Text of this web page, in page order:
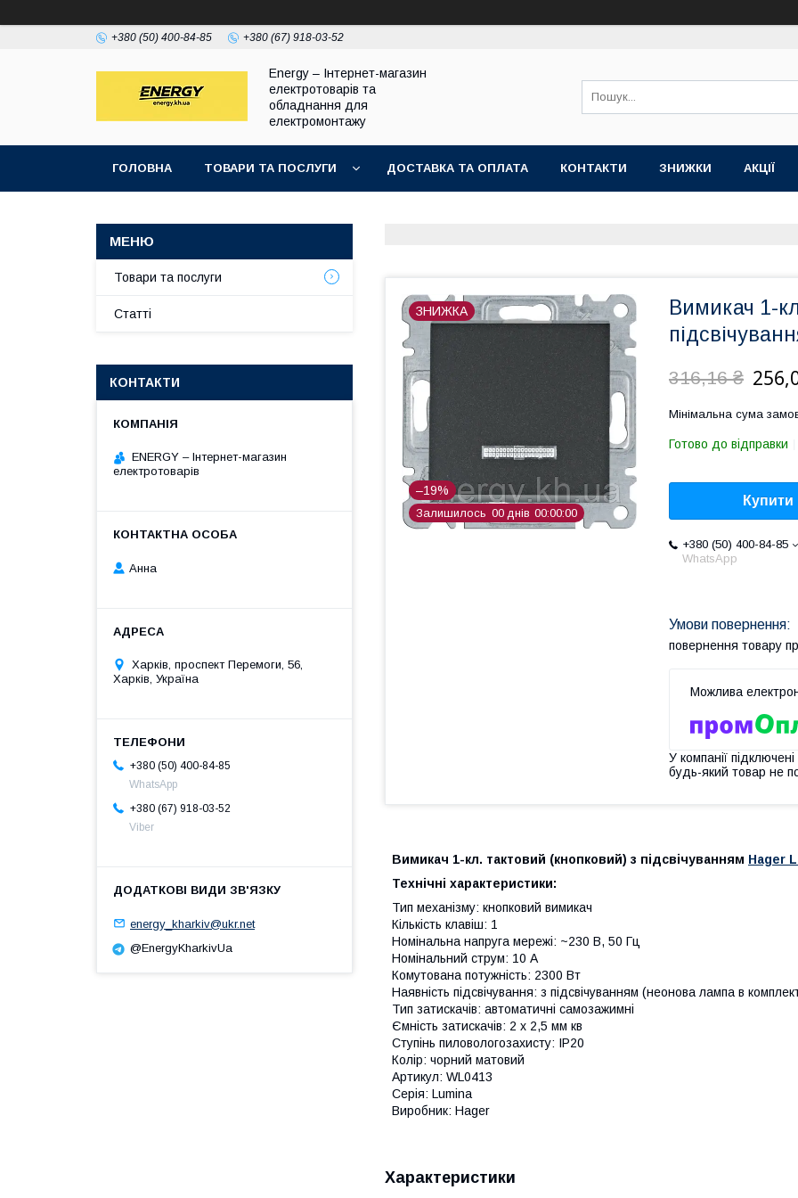
+380 (50) 400-84-85 +380 (67) 918-03-52
Energy – Інтернет-магазин
електротоварів та
обладнання для
електромонтажу
ГОЛОВНА ТОВАРИ ТА ПОСЛУГИ ДОСТАВКА ТА ОПЛАТА КОНТАКТИ ЗНИЖКИ АКЦІЇ
ЗНИЖКА
–19%
Залишилось 00 днів 00 00 00
Вимикач 1-
316,16 ₴
Мінімальна сума
Готово до відправки
Купити
+380 (50) 400-84-85
WhatsApp
повернення товару
У компанії
будь-який товар не
Вимикач 1-кл. тактовий (кнопковий) з підсвічуванням Hager
Технічні характеристики:
Тип механізму: кнопковий вимикач
Кількість клавіш: 1
Номінальна напруга мережі: ~230 В, 50 Гц
Номінальний струм: 10 A
Комутована потужність: 2300 Вт
Наявність підсвічування: з підсвічуванням (неонова лампа в
Тип затискачів: автоматичні самозажимні
Ємність затискачів: 2 х 2,5 мм кв
Ступінь пиловологозахисту: IP20
Колір: чорний матовий
Артикул: WL0413
Серія: Lumina
Виробник: Hager
Характеристики
Товари та послуги
Статті
КОНТАКТИ
ENERGY – Інтернет-магазин
електротоварів
Анна
Харків, проспект Перемоги, 56,
Харків, Україна
+380 (50) 400-84-85
WhatsApp
+380 (67) 918-03-52
Viber
energy_kharkiv@ukr.net
@EnergyKharkivUa